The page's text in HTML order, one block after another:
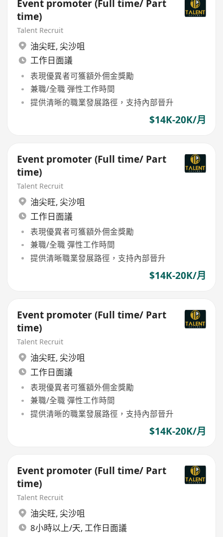
Event promoter (Full time/ Part
time)
Talent Recruit
油尖旺, 尖沙咀
工作日面議
表現優異者可獲額外佣金獎勵
兼職/全職 弾性工作時間
提供清晰的職業發展路徑，支持內部晉升
$14K-20K/月
Event promoter (Full time/ Part
time)
Talent Recruit
油尖旺, 尖沙咀
工作日面議
表現優異者可獲額外佣金獎勵
兼職/全職 彈性工作時間
提供清晰職業發展路徑，支持內部晉升
$14K-20K/月
Event promoter (Full time/ Part
time)
Talent Recruit
油尖旺, 尖沙咀
工作日面議
表現優異者可獲額外佣金獎勵
兼職/全職 彈性工作時間
提供清晰的職業發展路徑，支持內部晉升
$14K-20K/月
Event promoter (Full time/ Part
time)
Talent Recruit
油尖旺, 尖沙咀
8小時以上/天, 工作日面議